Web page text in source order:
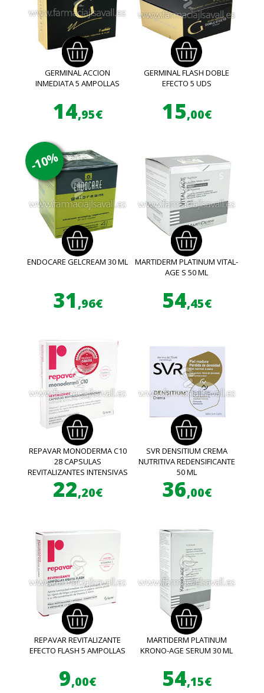
GERMINAL ACCION
INMEDIATA 5 AMPOLLAS
14,95€
GERMINAL FLASH DOBLE
EFECTO 5 UDS
15,00€
-10%
ENDOCARE GELCREAM 30 ML
31 ,96€
MARTIDERM PLATINUM VITAL-
AGE S 50 ML
54,45€
REPAVAR MONODERMA C10
28 CAPSULAS
REVITALIZANTES INTENSIVAS
22,20€
SVR DENSITIUM CREMA
NUTRITIVA REDENSIFICANTE
50 ML
36,00€
REPAVAR REVITALIZANTE
EFECTO FLASH 5 AMPOLLAS
9,00€
MARTIDERM PLATINUM
KRONO-AGE SERUM 30 ML
54,15€